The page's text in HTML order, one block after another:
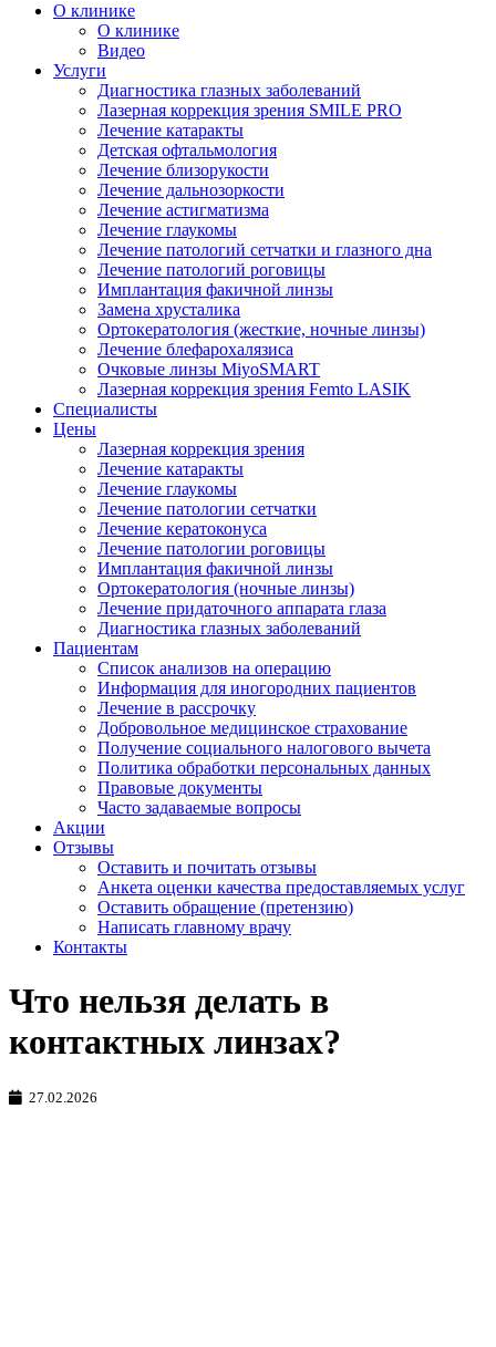
О клинике
О клинике
Видео
Услуги
Диагностика глазных заболеваний
Лазерная коррекция зрения SMILE PRO
Лечение катаракты
Детская офтальмология
Лечение близорукости
Лечение дальнозоркости
Лечение астигматизма
Лечение глаукомы
Лечение патологий сетчатки и глазного дна
Лечение патологий роговицы
Имплантация факичной линзы
Замена хрусталика
Ортокератология (жесткие, ночные линзы)
Лечение блефарохалязиса
Очковые линзы MiyoSMART
Лазерная коррекция зрения Femto LASIK
Специалисты
Цены
Лазерная коррекция зрения
Лечение катаракты
Лечение глаукомы
Лечение патологии сетчатки
Лечение кератоконуса
Лечение патологии роговицы
Имплантация факичной линзы
Ортокератология (ночные линзы)
Лечение придаточного аппарата глаза
Диагностика глазных заболеваний
Пациентам
Список анализов на операцию
Информация для иногородних пациентов
Лечение в рассрочку
Добровольное медицинское страхование
Получение социального налогового вычета
Политика обработки персональных данных
Правовые документы
Часто задаваемые вопросы
Акции
Отзывы
Оставить и почитать отзывы
Анкета оценки качества предоставляемых услуг
Оставить обращение (претензию)
Написать главному врачу
Контакты
Что нельзя делать в
контактных линзах?
27.02.2026